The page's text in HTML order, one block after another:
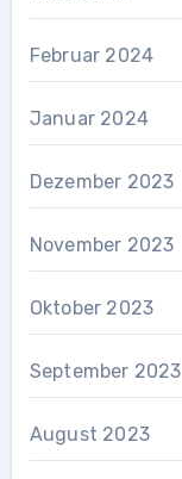
Februar 2024
Januar 2024
Dezember 2023
November 2023
Oktober 2023
September 2023
August 2023